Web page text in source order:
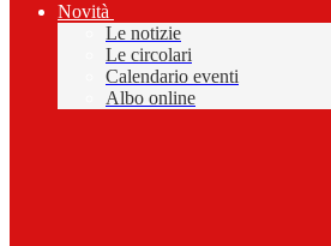
Novità
Le notizie
Le circolari
Calendario eventi
Albo online